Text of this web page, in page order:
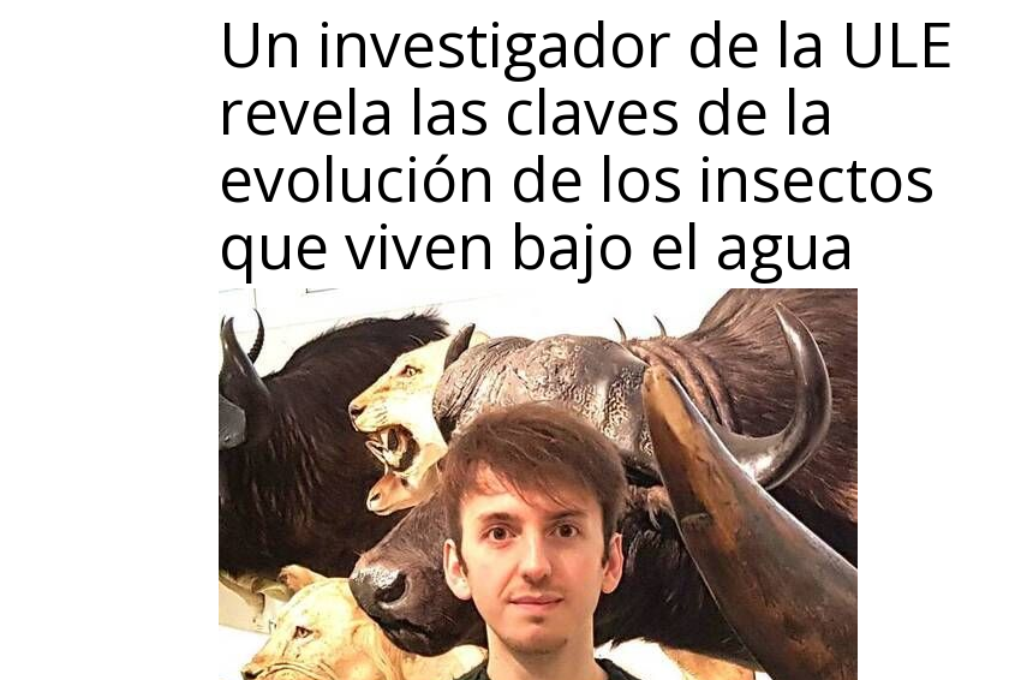
Un investigador de la ULE
revela las claves de la
evolución de los insectos
que viven bajo el agua